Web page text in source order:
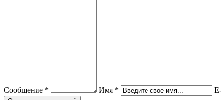
Сообщение * Имя *